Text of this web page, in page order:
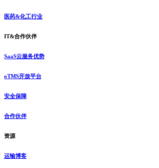
医药&化工行业
IT&合作伙伴
SaaS云服务优势
oTMS开放平台
安全保障
合作伙伴
资源
运输博客